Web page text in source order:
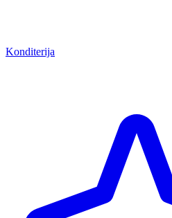
Konditerija